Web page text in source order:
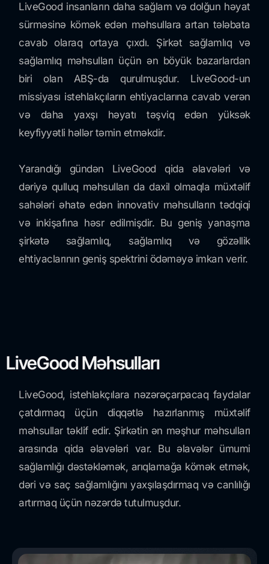
LiveGood insanların daha sağlam və dolğun həyat
sürməsinə kömək edən məhsullara artan tələbata
cavab olaraq ortaya çıxdı. Şirkət sağlamlıq və
sağlamlıq məhsulları üçün ən böyük bazarlardan
biri olan ABŞ-da qurulmuşdur. LiveGood-un
missiyası istehlakçıların ehtiyaclarına cavab verən
və daha yaxşı həyatı təşviq edən yüksək
keyfiyyətli həllər təmin etməkdir.
Yarandığı gündən LiveGood qida əlavələri və
dəriyə qulluq məhsulları da daxil olmaqla müxtəlif
sahələri əhatə edən innovativ məhsulların tədqiqi
və inkişafına həsr edilmişdir. Bu geniş yanaşma
şirkətə sağlamlıq, sağlamlıq və gözəllik
ehtiyaclarının geniş spektrini ödəməyə imkan verir.
LiveGood Məhsulları
LiveGood, istehlakçılara nəzərəçarpacaq faydalar
çatdırmaq üçün diqqətlə hazırlanmış müxtəlif
məhsullar təklif edir. Şirkətin ən məşhur məhsulları
arasında qida əlavələri var. Bu əlavələr ümumi
sağlamlığı dəstəkləmək, arıqlamağa kömək etmək,
dəri və saç sağlamlığını yaxşılaşdırmaq və canlılığı
artırmaq üçün nəzərdə tutulmuşdur.